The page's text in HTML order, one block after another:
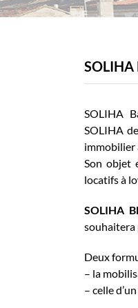
SOLIHA
SOLIHA
SOLIHA
immobilier
Son objet
locatifs à
SOLIHA
souhaitera
Deux
– la
– celle